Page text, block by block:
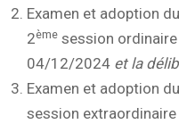
Examen et adoption
2ème session ordinaire
04/12/2024 et la
Examen et adoption
session